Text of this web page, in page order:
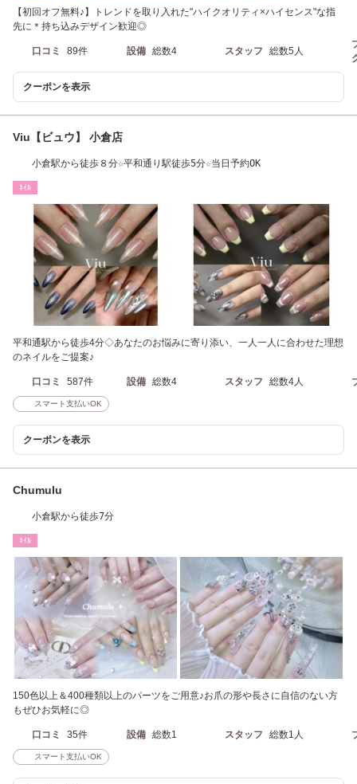
【初回オフ無料♪】トレンドを取り入れた"ハイクオリティ×ハイセンス"な指
先に＊持ち込みデザイン歓迎◎
口コミ 89件 設備 総数4 スタッフ 総数5人
クーポンを表示
Viu【ビュウ】 小倉店
小倉駅から徒歩８分☆平和通り駅徒歩5分☆当日予約OK
ﾈｲﾙ
平和通駅から徒歩4分◇あなたのお悩みに寄り添い、一人一人に合わせた理想
のネイルをご提案♪
口コミ 587件 設備 総数4 スタッフ 総数4人
スマート支払いOK
クーポンを表示
Chumulu
小倉駅から徒歩7分
ﾈｲﾙ
150色以上＆400種類以上のパーツをご用意♪お爪の形や長さに自信のない方
もぜひお気軽に◎
口コミ 35件 設備 総数1 スタッフ 総数1人
スマート支払いOK